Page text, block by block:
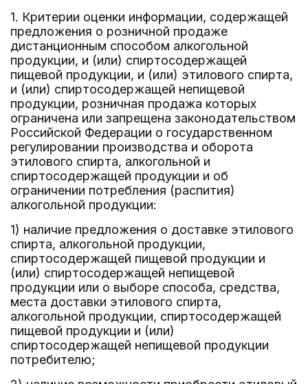
1. Критерии оценки информации, содержащей
предложения о розничной продаже
дистанционным способом алкогольной
продукции, и (или) спиртосодержащей
пищевой продукции, и (или) этилового спирта,
и (или) спиртосодержащей непищевой
продукции, розничная продажа которых
ограничена или запрещена законодательством
Российской Федерации о государственном
регулировании производства и оборота
этилового спирта, алкогольной и
спиртосодержащей продукции и об
ограничении потребления (распития)
алкогольной продукции:
1) наличие предложения о доставке этилового
спирта, алкогольной продукции,
спиртосодержащей пищевой продукции и
(или) спиртосодержащей непищевой
продукции или о выборе способа, средства,
места доставки этилового спирта,
алкогольной продукции, спиртосодержащей
пищевой продукции и (или)
спиртосодержащей непищевой продукции
потребителю;